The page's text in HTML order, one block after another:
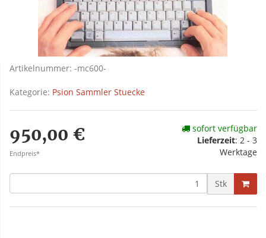
Artikelnummer: -mc600-
Kategorie: Psion Sammler Stuecke
950,00 €
Endpreis*
sofort verfügbar
Lieferzeit: 2 - 3
Werktage
Stk